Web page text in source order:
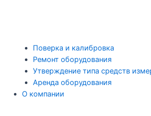
Поверка и калибровка
Ремонт оборудования
Утверждение типа средств
Аренда оборудования
О компании